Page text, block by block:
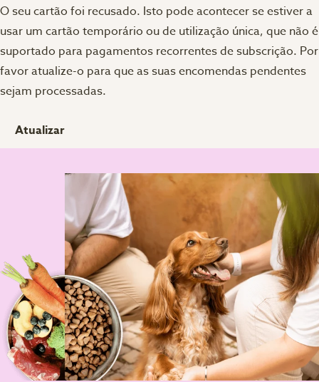
O seu cartão foi recusado. Isto pode acontecer se estiver a
usar um cartão temporário ou de utilização única, que não é
suportado para pagamentos recorrentes de subscrição. Por
favor atualize-o para que as suas encomendas pendentes
sejam processadas.
Atualizar